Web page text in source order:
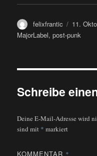
Autor
felixfrantic
am
11.
MajorLabel,post-punk
Schreibe
Deine E-Mail-Adresse wird
sind mit * markiert
KOMMENTAR